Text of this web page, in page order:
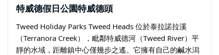
特威德假日公園特威德頭
Tweed Holiday Parks Tweed Heads 位於泰拉諾拉溪
（Terranora Creek），毗鄰特威德河（Tweed River）平
靜的水域，距離鎮中心僅幾步之遙。它擁有自己的鹹水潟